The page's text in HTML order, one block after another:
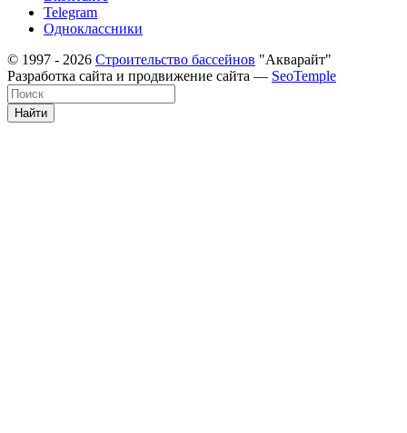
Telegram
Одноклассники
© 1997 - 2026 Строительство бассейнов "Акварайт"
Разработка сайта и продвижение сайта — SeoTemple
Найти